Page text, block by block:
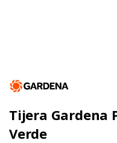
Tijera Gardena
Verde